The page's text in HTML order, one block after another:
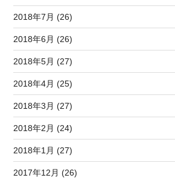
2018年7月 (26)
2018年6月 (26)
2018年5月 (27)
2018年4月 (25)
2018年3月 (27)
2018年2月 (24)
2018年1月 (27)
2017年12月 (26)